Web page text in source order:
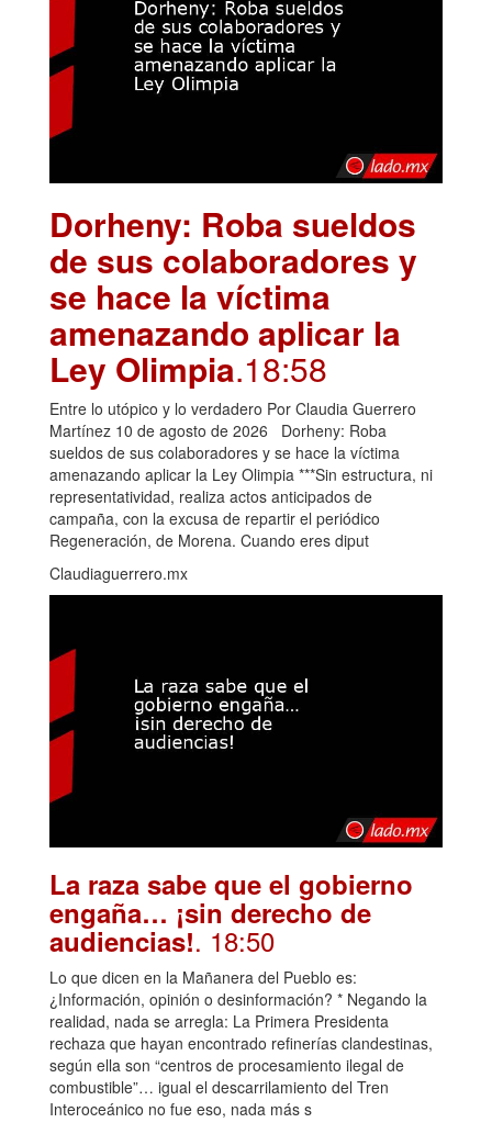
Dorheny: Roba sueldos
de sus colaboradores y
se hace la víctima
amenazando aplicar la
Ley Olimpia.18:58
Entre lo utópico y lo verdadero Por Claudia Guerrero
Martínez 10 de agosto de 2026 Dorheny: Roba
sueldos de sus colaboradores y se hace la víctima
amenazando aplicar la Ley Olimpia ***Sin estructura, ni
representatividad, realiza actos anticipados de
campaña, con la excusa de repartir el periódico
Regeneración, de Morena. Cuando eres diput
Claudiaguerrero.mx
La raza sabe que el gobierno
engaña… ¡sin derecho de
audiencias!. 18:50
Lo que dicen en la Mañanera del Pueblo es:
¿Información, opinión o desinformación? * Negando la
realidad, nada se arregla: La Primera Presidenta
rechaza que hayan encontrado refinerías clandestinas,
según ella son “centros de procesamiento ilegal de
combustible”… igual el descarrilamiento del Tren
Interoceánico no fue eso, nada más s